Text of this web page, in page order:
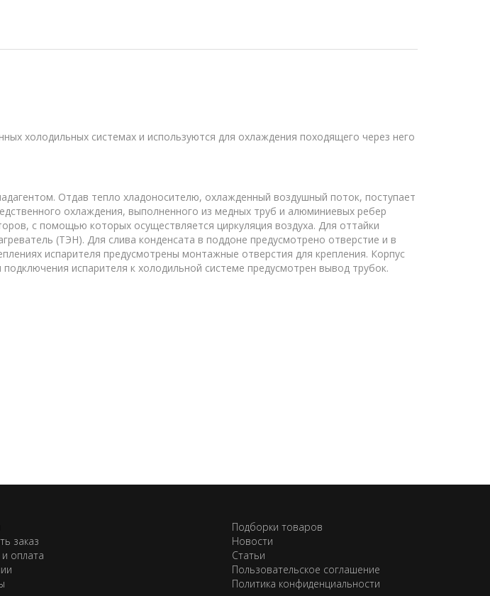
холодильных системах и используются для охлаждения походящего через него
Отдав тепло хладоносителю, охлажденный воздушный поток, поступает
охлаждения, выполненного из медных труб и алюминиевых ребер
с помощью которых осуществляется циркуляция воздуха. Для оттайки
(ТЭН). Для слива конденсата в поддоне предусмотрено отверстие и в
испарителя предусмотрены монтажные отверстия для крепления. Корпус
испарителя к холодильной системе предусмотрен вывод трубок.
заказ
оплата
Подборки товаров
Новости
Статьи
Пользовательское соглашение
Политика конфиденциальности